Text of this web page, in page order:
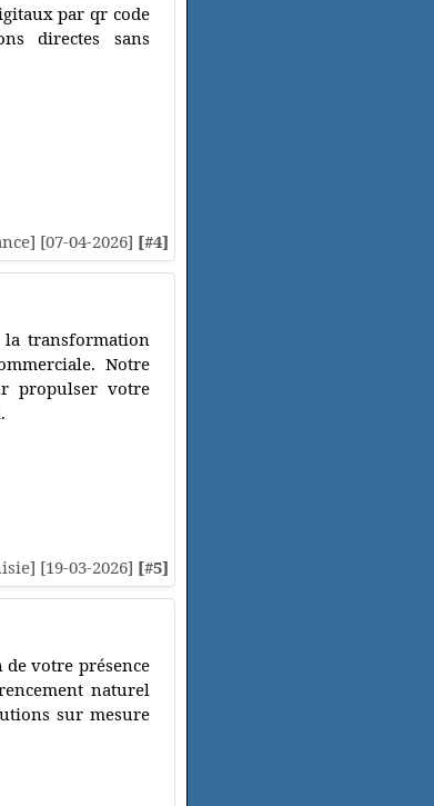
par qr code
directes sans
[07-04-2026] [#4]
la transformation
Notre
propulser votre
[19-03-2026] [#5]
votre présence
naturel
sur mesure